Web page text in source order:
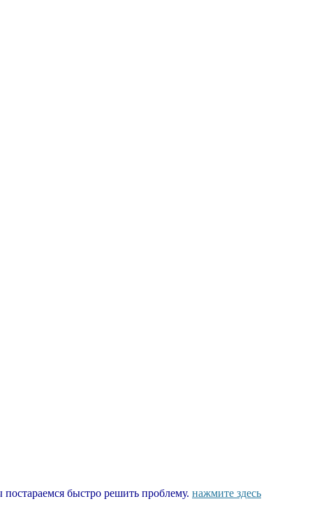
быстро решить проблему. нажмите здесь